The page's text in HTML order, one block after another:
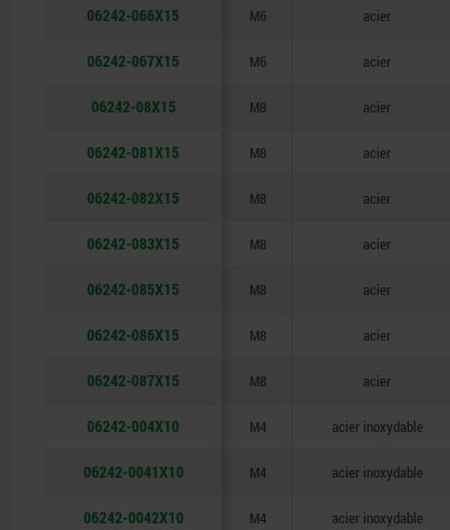
06242-066X15 M6 acier
06242-067X15 M6 acier
06242-08X15 M8 acier
06242-081X15 M8 acier
06242-082X15 M8 acier
06242-083X15 M8 acier
06242-085X15 M8 acier
06242-086X15 M8 acier
06242-087X15 M8 acier
06242-004X10 M4 acier inoxydable
06242-0041X10 M4 acier inoxydable
06242-0042X10 M4 acier inoxydable